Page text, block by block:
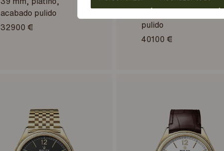
acabado pulido
32900 €
pulido
40100 €